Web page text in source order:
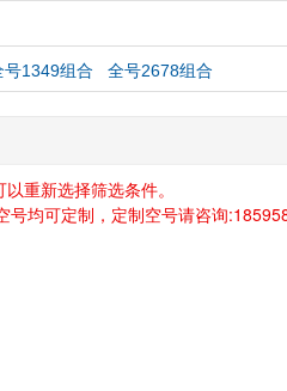
号1349组合 全号2678组合
重新选择筛选条件。
均可定制，定制空号请咨询